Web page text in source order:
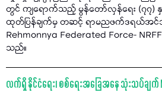
တွင် ကျရောက်သည့် မွန်တော်လှန်ရေး (၇၇)
ထုတ်ပြန်ချက်မှ တဆင့် ရာမညဖက်ဒရယ်အင်
Rehmonnya Federated Force-
သည်။
လက်ရှိ နိုင်ငံရေး၊ စစ်ရေးအခြေအနေ သုံးသပ်ချက်